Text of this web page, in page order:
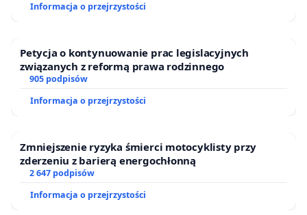
Informacja o przejrzystości
Petycja o kontynuowanie prac legislacyjnych
związanych z reformą prawa rodzinnego
905 podpisów
Informacja o przejrzystości
Zmniejszenie ryzyka śmierci motocyklisty przy
zderzeniu z barierą energochłonną
2 647 podpisów
Informacja o przejrzystości